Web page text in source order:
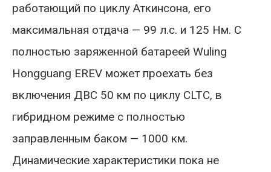
работающий по циклу Аткинсона, его
максимальная отдача — 99 л.с. и 125 Нм. С
полностью заряженной батареей Wuling
Hongguang EREV может проехать без
включения ДВС 50 км по циклу CLTC, в
гибридном режиме с полностью
заправленным баком — 1000 км.
Динамические характеристики пока не